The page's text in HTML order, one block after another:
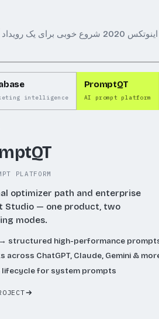
روز اول برای تجربه اینوتکس
intelligence
PromptQT
AI prompt platform
PLATFORM
optimizer path and enterprise
Studio — one product, two
modes.
structured high-performance
across ChatGPT, Claude, Gemini &
lifecycle for system prompts